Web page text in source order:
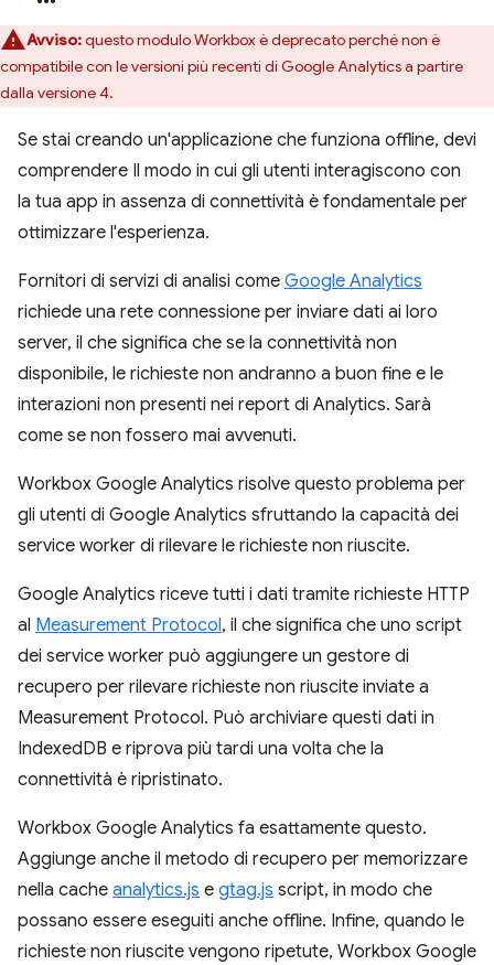
Avviso:questo modulo Workbox è deprecato perché non è
compatibile con le versioni più recenti di Google Analytics a partire
dalla versione 4.
Se stai creando un'applicazione che funziona offline, devi
comprendere Il modo in cui gli utenti interagiscono con
la tua app in assenza di connettività è fondamentale per
ottimizzare l'esperienza.
Fornitori di servizi di analisi come Google Analytics
richiede una rete connessione per inviare dati ai loro
server, il che significa che se la connettività non
disponibile, le richieste non andranno a buon fine e le
interazioni non presenti nei report di Analytics. Sarà
come se non fossero mai avvenuti.
Workbox Google Analytics risolve questo problema per
gli utenti di Google Analytics sfruttando la capacità dei
service worker di rilevare le richieste non riuscite.
Google Analytics riceve tutti i dati tramite richieste HTTP
al Measurement Protocol, il che significa che uno script
dei service worker può aggiungere un gestore di
recupero per rilevare richieste non riuscite inviate a
Measurement Protocol. Può archiviare questi dati in
IndexedDB e riprova più tardi una volta che la
connettività è ripristinato.
Workbox Google Analytics fa esattamente questo.
Aggiunge anche il metodo di recupero per memorizzare
nella cache analytics.js e gtag.js script, in modo che
possano essere eseguiti anche offline. Infine, quando le
richieste non riuscite vengono ripetute, Workbox Google